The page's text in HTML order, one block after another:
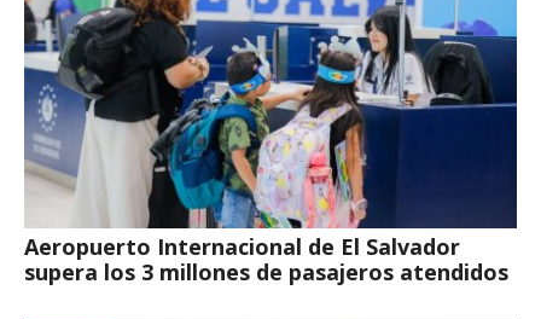
Aeropuerto Internacional de El Salvador
supera los 3 millones de pasajeros atendidos